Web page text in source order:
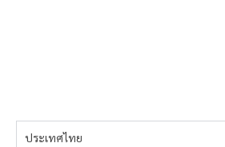
ประเทศไทย